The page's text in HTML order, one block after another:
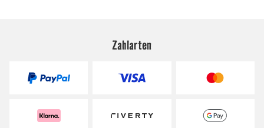
Zahlarten